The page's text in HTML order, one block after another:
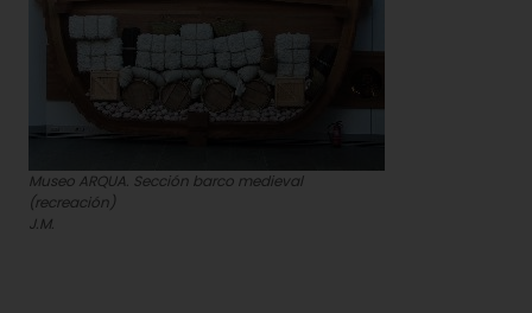
Museo ARQUA. Sección barco medieval
(recreación)
J.M.